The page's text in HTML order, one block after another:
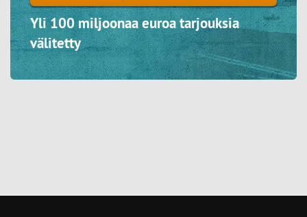
Yli 100 miljoonaa euroa tarjouksia
välitetty